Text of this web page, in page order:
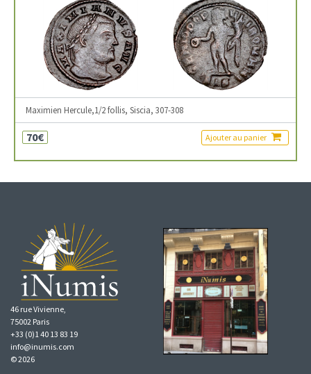
Maximien Hercule,1/2 follis, Siscia, 307-308
70€ Ajouter au panier
46 rue Vivienne,
75002 Paris
+33 (0)1 40 13 83 19
info@inumis.com
© 2026